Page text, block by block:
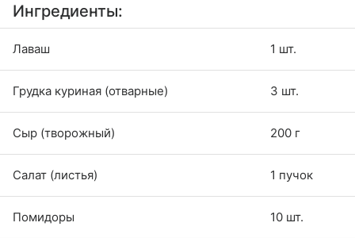
Ингредиенты:
Лаваш 1 шт.
Грудка куриная (отварные) 3 шт.
Сыр (творожный) 200 г
Салат (листья) 1 пучок
Помидоры 10 шт.